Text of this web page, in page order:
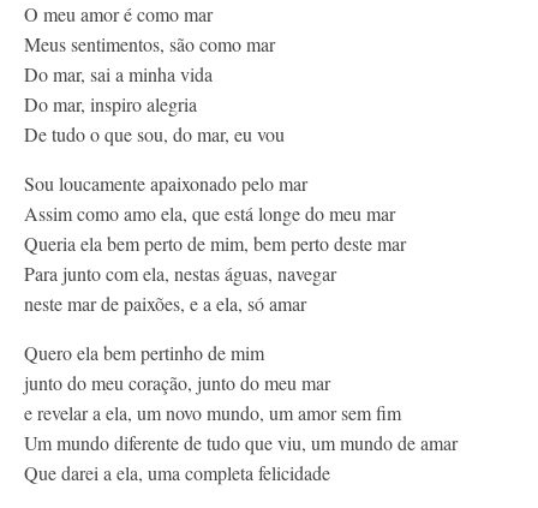
Livros
Projetos
Blog
O meu amor é como mar
Meus sentimentos, são como mar
Do mar, sai a minha vida
Do mar, inspiro alegria
De tudo o que sou, do mar, eu vou
Sou loucamente apaixonado pelo mar
Assim como amo ela, que está longe do meu mar
Queria ela bem perto de mim, bem perto deste mar
Para junto com ela, nestas águas, navegar
neste mar de paixões, e a ela, só amar
Quero ela bem pertinho de mim
junto do meu coração, junto do meu mar
e revelar a ela, um novo mundo, um amor sem fim
Um mundo diferente de tudo que viu, um mundo de amar
Que darei a ela, uma completa felicidade